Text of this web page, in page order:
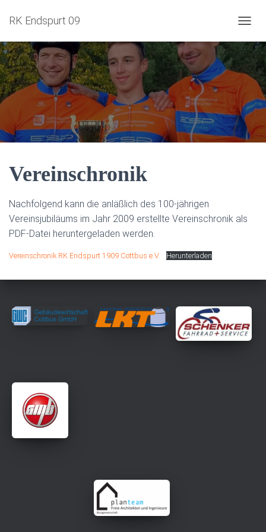
RK Endspurt 09
Vereinschronik
Nachfolgend kann die anläßlich des 100-jährigen
Vereinsjubiläums im Jahr 2009 erstellte Vereinschronik als
PDF-Datei heruntergeladen werden.
Vereinschronik RK Endspurt 1909 Cottbus e.V. Herunterladen